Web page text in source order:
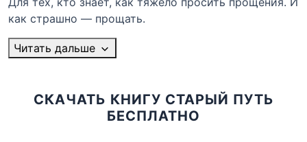
как страшно — прощать.
Читать дальше
СКАЧАТЬ КНИГУ СТАРЫЙ ПУТЬ
БЕСПЛАТНО